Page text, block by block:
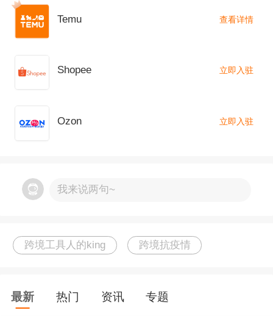
通了中欧跨境电商全链路通道。2021年初，央行
会同发改委等六部门联合发布《关于进一步优化
整个外贸环境蒸蒸日上，为企业规避汇率风险的
me SFP）计划的成员将被要求在周六也提供发
货，并在一至两天内送达。然而，考虑到新冠疫
暂时放宽对SFP会员的送货速度要求。这意味
一至两天后送达，减轻了第三方销售商的送货压
Temu 查看详情
Shopee 立即入驻
Ozon 立即入驻
我来说两句~
跨境工具人的king 跨境抗疫情
最新 热门 资讯 专题